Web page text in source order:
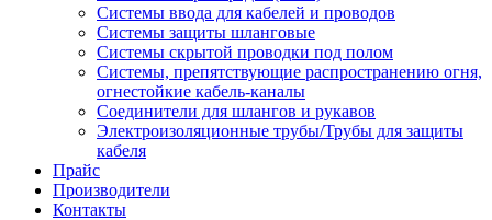
Системы ввода для кабелей и проводов
Системы защиты шланговые
Системы скрытой проводки под полом
Системы, препятствующие распространению огня,
огнестойкие кабель-каналы
Соединители для шлангов и рукавов
Электроизоляционные трубы/Трубы для защиты
кабеля
Прайс
Производители
Контакты